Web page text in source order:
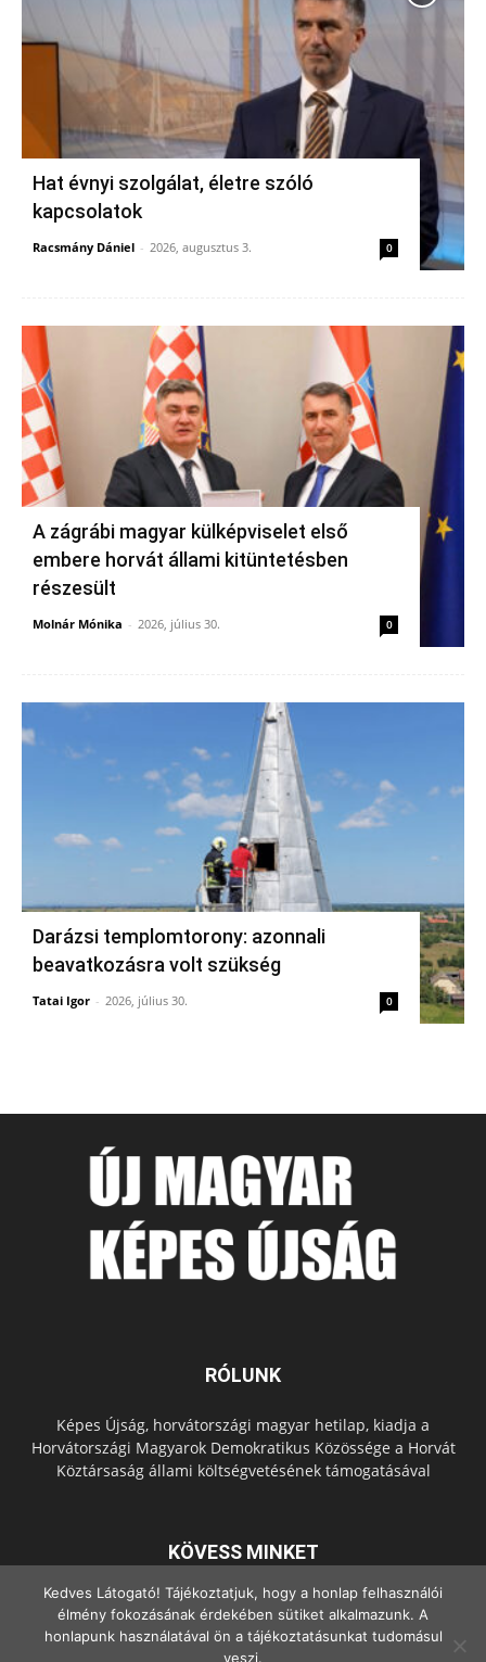
Hat évnyi szolgálat, életre szóló
kapcsolatok
Racsmány Dániel - 2026, augusztus 3. 0
A zágrábi magyar külképviselet első
embere horvát állami kitüntetésben
részesült
Molnár Mónika - 2026, július 30. 0
Darázsi templomtorony: azonnali
beavatkozásra volt szükség
Tatai Igor - 2026, július 30. 0
RÓLUNK
Képes Újság, horvátországi magyar hetilap, kiadja a
Horvátországi Magyarok Demokratikus Közössége a Horvát
Köztársaság állami költségvetésének támogatásával
KÖVESS MINKET
Kedves Látogató! Tájékoztatjuk, hogy a honlap felhasználói
élmény fokozásának érdekében sütiket alkalmazunk. A
honlapunk használatával ön a tájékoztatásunkat tudomásul
veszi.